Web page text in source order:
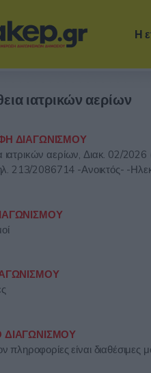
Η
ιατρικών αερίων
ΔΙΑΓΩΝΙΣΜΟΥ
ιατρικών αερίων, Διακ. 02/
213/2086714 -Ανοικτός- -
ΔΙΑΓΩΝΙΣΜΟΥ
πληροφορίες είναι